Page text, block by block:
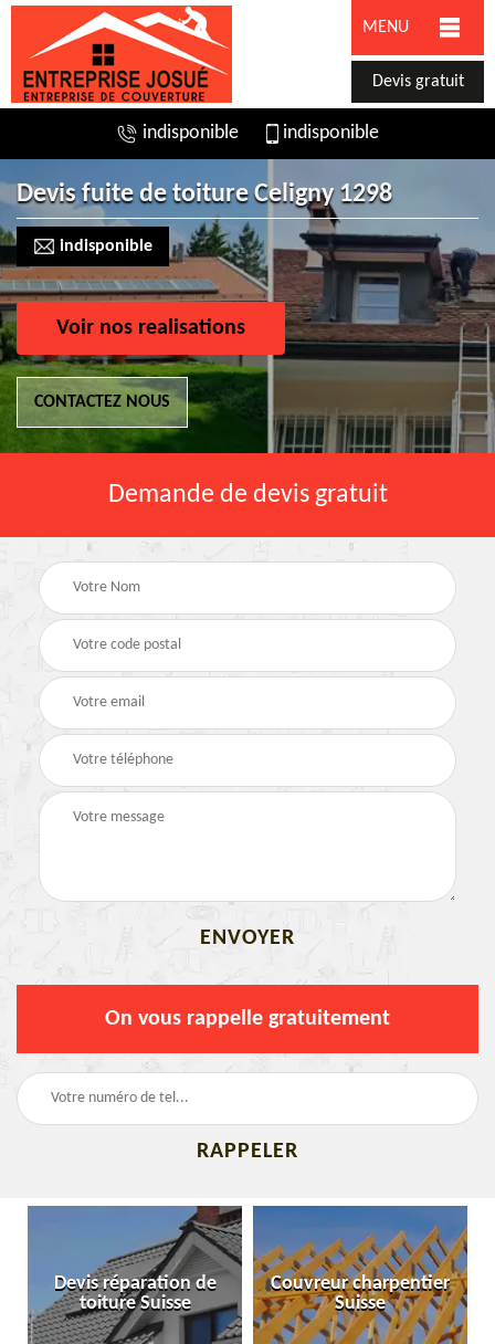
MENU
Devis gratuit
indisponible indisponible
Devis fuite de toiture Celigny 1298
indisponible
Voir nos realisations
CONTACTEZ NOUS
Demande de devis gratuit
On vous rappelle gratuitement
Devis réparation de
toiture Suisse
Couvreur charpentier
Suisse